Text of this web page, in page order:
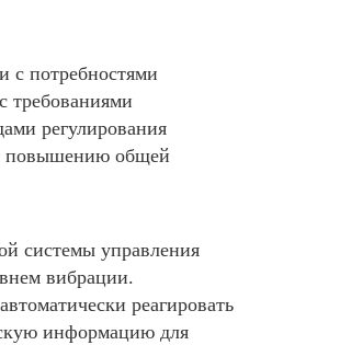
с потребностями
требованиями
регулирования
повышению общей
системы управления
вибрации.
реагировать
информацию для